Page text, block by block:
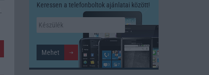
Keressen a telefonboltok ajánlatai között!